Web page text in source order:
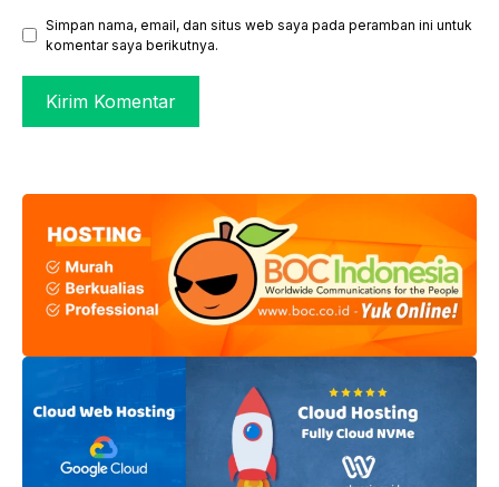
Simpan nama, email, dan situs web saya pada peramban ini untuk
komentar saya berikutnya.